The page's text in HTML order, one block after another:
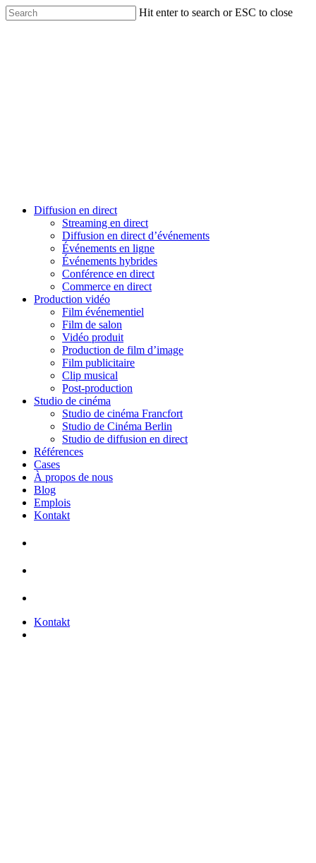
Skip
to
Hit enter to search or ESC to close
Menu
Diffusion en direct
Streaming en direct
Diffusion en direct d’événements
Événements en ligne
Événements hybrides
Conférence en direct
Commerce en direct
Production vidéo
Film événementiel
Film de salon
Vidéo produit
Production de film d’image
Film publicitaire
Clip musical
Post-production
Studio de cinéma
Studio de cinéma Francfort
Studio de Cinéma Berlin
Studio de diffusion en direct
Références
Cases
À propos de nous
Blog
Emplois
Kontakt
Kontakt